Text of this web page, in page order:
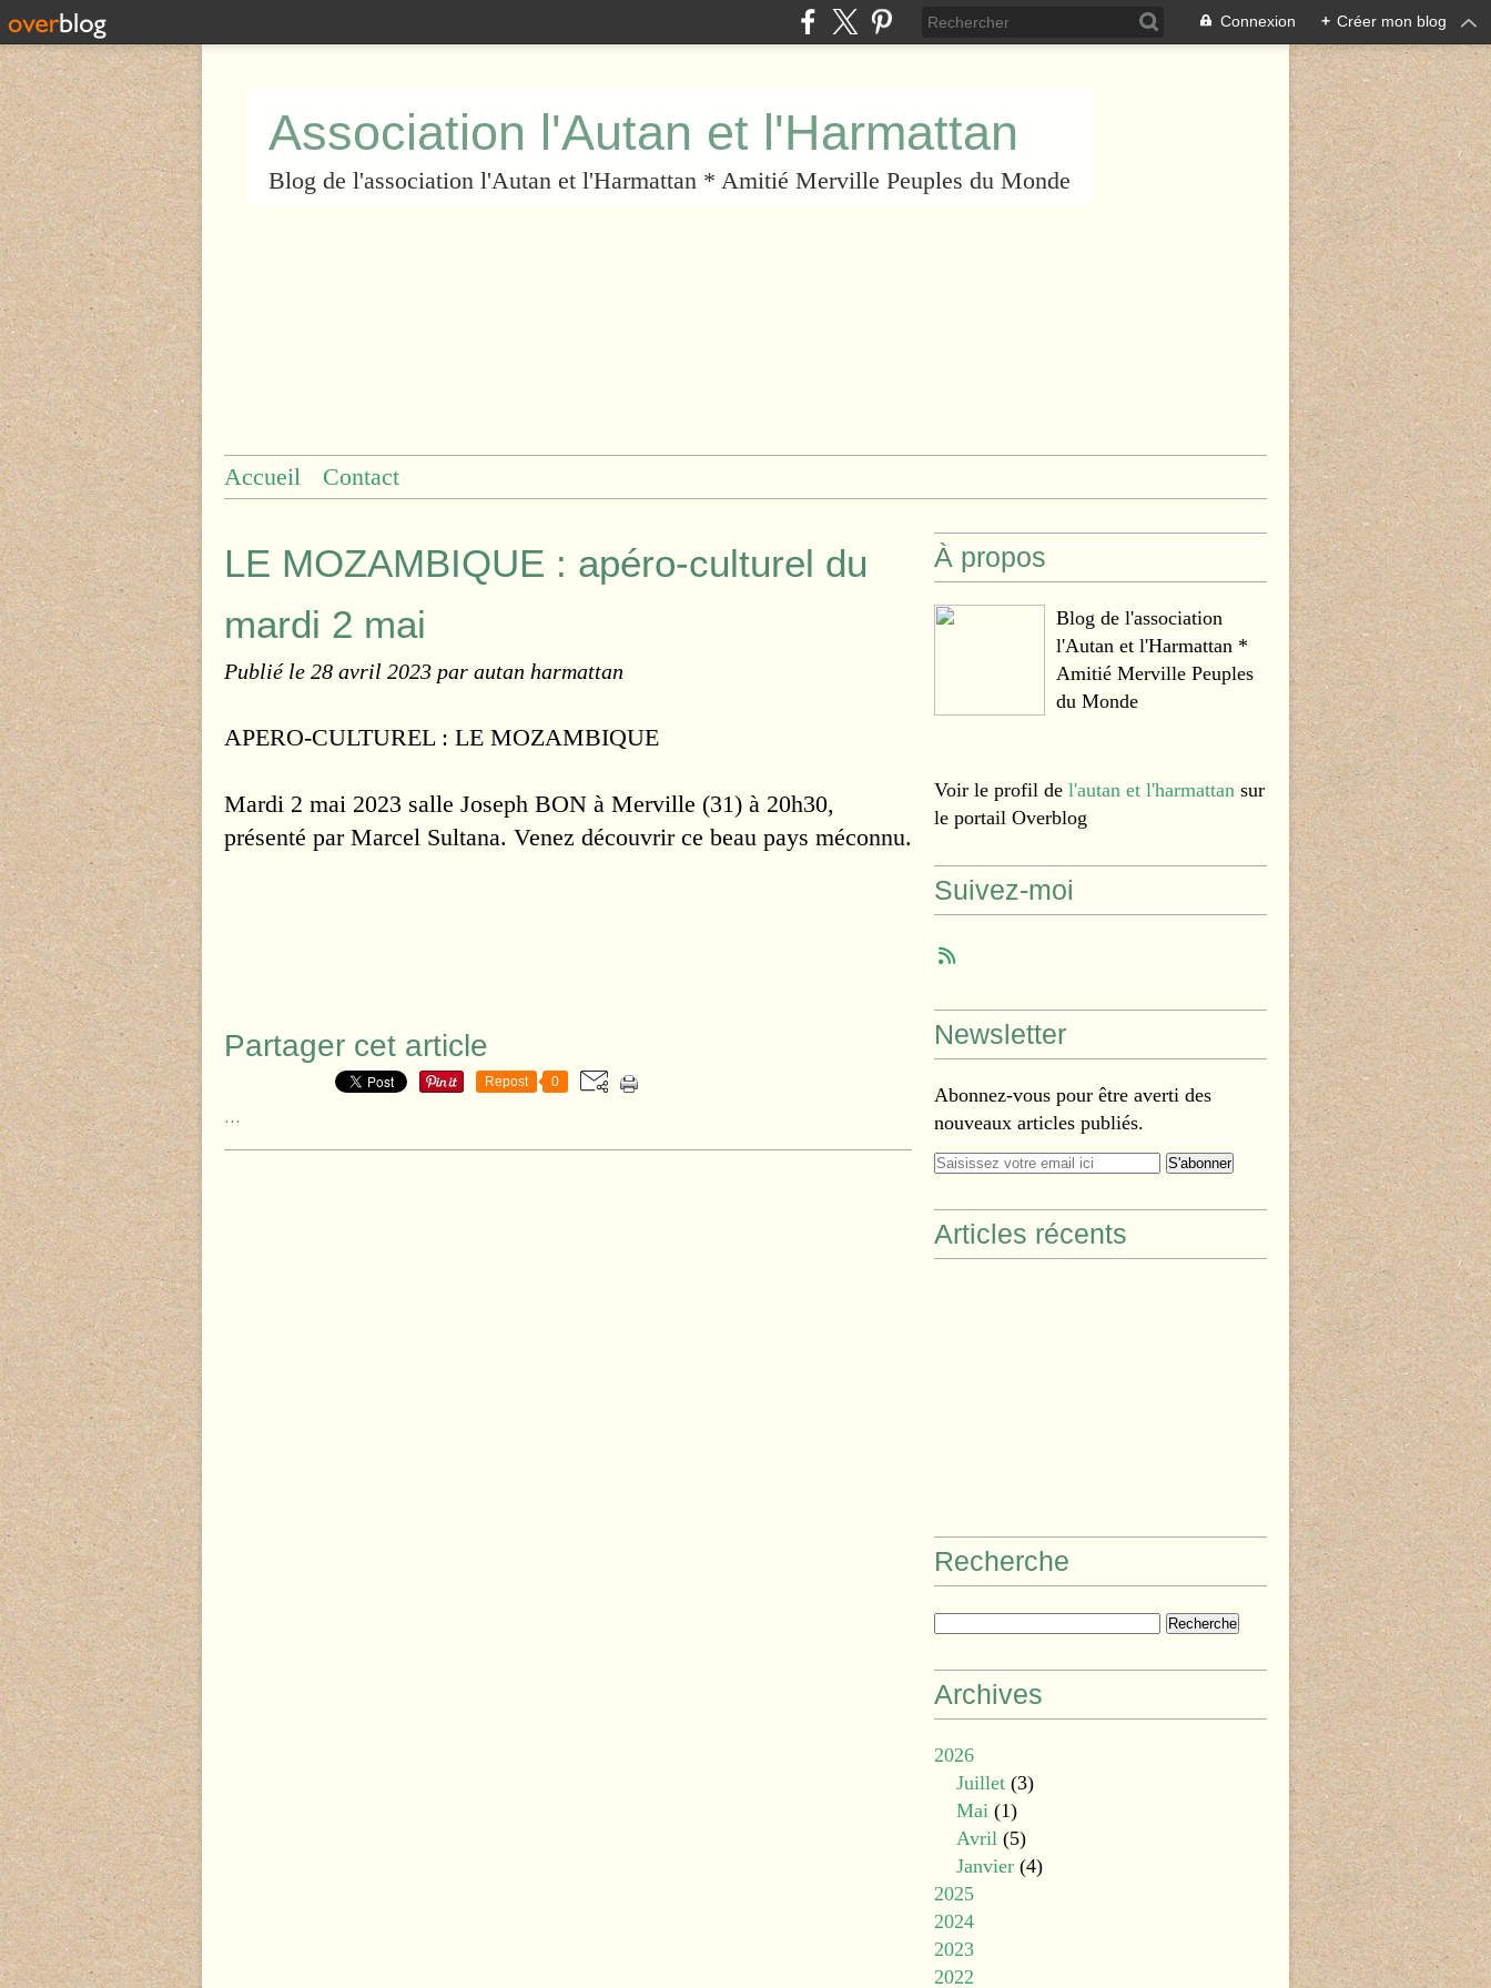
Connexion + Créer mon blog
Association l'Autan et l'Harmattan
Blog de l'association l'Autan et l'Harmattan * Amitié Merville Peuples du Monde
Accueil Contact
LE MOZAMBIQUE : apéro-culturel du
mardi 2 mai
Publié le 28 avril 2023 par autan harmattan
APERO-CULTUREL : LE MOZAMBIQUE
Mardi 2 mai 2023 salle Joseph BON à Merville (31) à 20h30,
présenté par Marcel Sultana. Venez découvrir ce beau pays méconnu.
Partager cet article
Repost 0
…
À propos
Blog de l'association
l'Autan et l'Harmattan *
Amitié Merville Peuples
du Monde
Voir le profil de l'autan et l'harmattan sur
le portail Overblog
Suivez-moi
Newsletter
Abonnez-vous pour être averti des
nouveaux articles publiés.
Articles récents
Recherche
Archives
2026
Juillet (3)
Mai (1)
Avril (5)
Janvier (4)
2025
2024
2023
2022